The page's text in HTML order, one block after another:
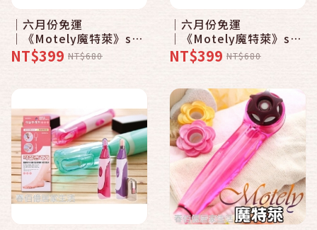
│六月份免運
│《Motely魔特萊》spa
負離子加壓百變花灑省水
蓮蓬頭-馬卡龍繽紛色系
選│
NT$399 NT$680
│六月份免運
│《Motely魔特萊》spa
負離子加壓百變花灑省水
蓮蓬頭-馬卡龍繽紛色系
NT$399 NT$680